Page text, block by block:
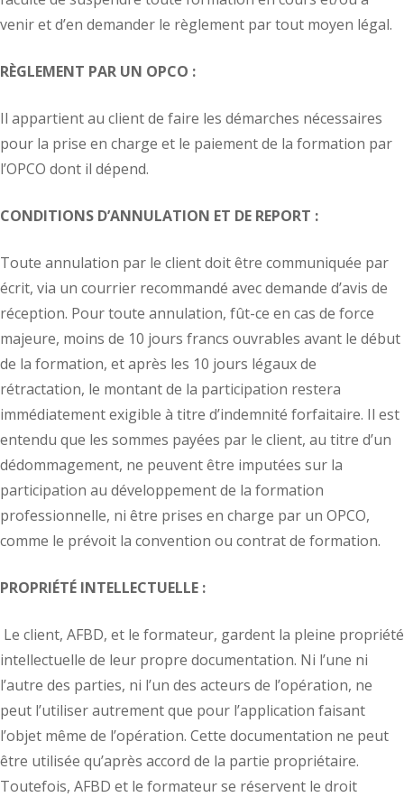
venir et d’en demander le règlement par tout moyen légal.
RÈGLEMENT PAR UN OPCO :
Il appartient au client de faire les démarches nécessaires
pour la prise en charge et le paiement de la formation par
l’OPCO dont il dépend.
CONDITIONS D’ANNULATION ET DE REPORT :
Toute annulation par le client doit être communiquée par
écrit, via un courrier recommandé avec demande d’avis de
réception. Pour toute annulation, fût-ce en cas de force
majeure, moins de 10 jours francs ouvrables avant le début
de la formation, et après les 10 jours légaux de
rétractation, le montant de la participation restera
immédiatement exigible à titre d’indemnité forfaitaire. Il est
entendu que les sommes payées par le client, au titre d’un
dédommagement, ne peuvent être imputées sur la
participation au développement de la formation
professionnelle, ni être prises en charge par un OPCO,
comme le prévoit la convention ou contrat de formation.
PROPRIÉTÉ INTELLECTUELLE :
Le client, AFBD, et le formateur, gardent la pleine propriété
intellectuelle de leur propre documentation. Ni l’une ni
l’autre des parties, ni l’un des acteurs de l’opération, ne
peut l’utiliser autrement que pour l’application faisant
l’objet même de l’opération. Cette documentation ne peut
être utilisée qu’après accord de la partie propriétaire.
Toutefois, AFBD et le formateur se réservent le droit